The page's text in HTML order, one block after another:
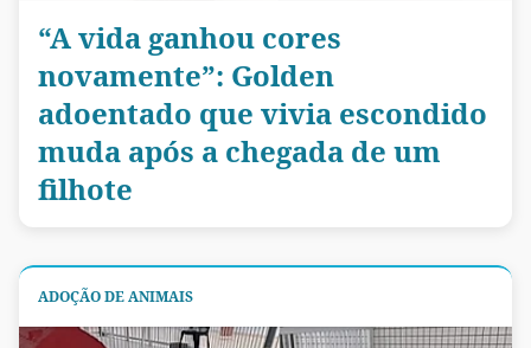
“A vida ganhou cores
novamente”: Golden
adoentado que vivia escondido
muda após a chegada de um
filhote
ADOÇÃO DE ANIMAIS